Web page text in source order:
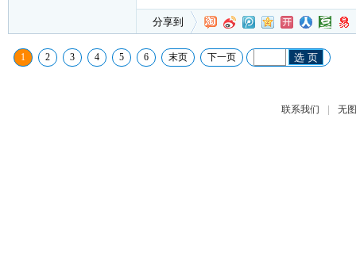
分享到
1 2 3 4 5 6 末页 下一页 选 页
联系我们 | 无